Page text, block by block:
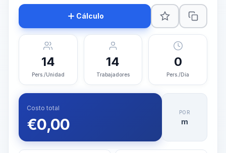
Cálculo
14
Pers./Unidad
14
Trabajadores
0
Pers./Día
Costo total
€0,00
POR
m